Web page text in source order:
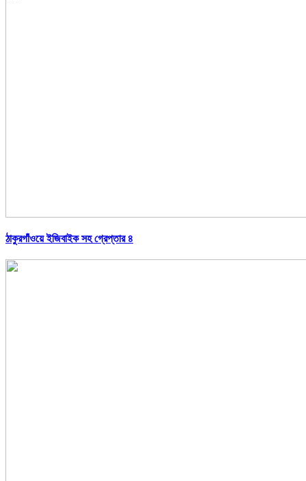
ঠাকুরগাঁওয়ে ইজিবাইক সহ গ্রেপ্তার ৪